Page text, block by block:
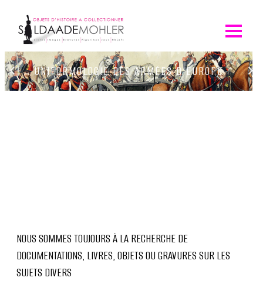
content
UNIFORMOLOGIE DES ARMÉES D'EUROPE
‹ ›
NOUS SOMMES TOUJOURS À LA RECHERCHE DE
DOCUMENTATIONS, LIVRES, OBJETS OU GRAVURES SUR LES
SUJETS DIVERS